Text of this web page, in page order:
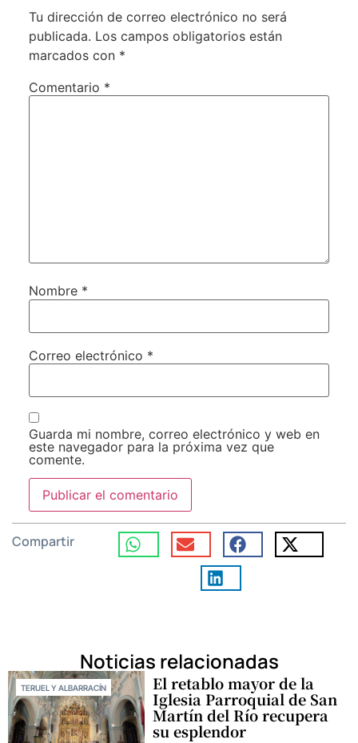
Tu dirección de correo electrónico no será
publicada. Los campos obligatorios están
marcados con *
Comentario *
Nombre *
Correo electrónico *
Guarda mi nombre, correo electrónico y web en
este navegador para la próxima vez que
comente.
Compartir
Noticias relacionadas
TERUEL Y ALBARRACÍN El retablo mayor de la
Iglesia Parroquial de San
Martín del Río recupera
su esplendor